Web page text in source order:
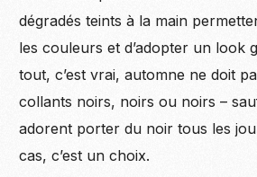
dégradés teints à la main
les couleurs et d’adopter un look
tout, c’est vrai, automne ne doit
collants noirs, noirs ou noirs –
adorent porter du noir tous les
cas, c’est un choix.